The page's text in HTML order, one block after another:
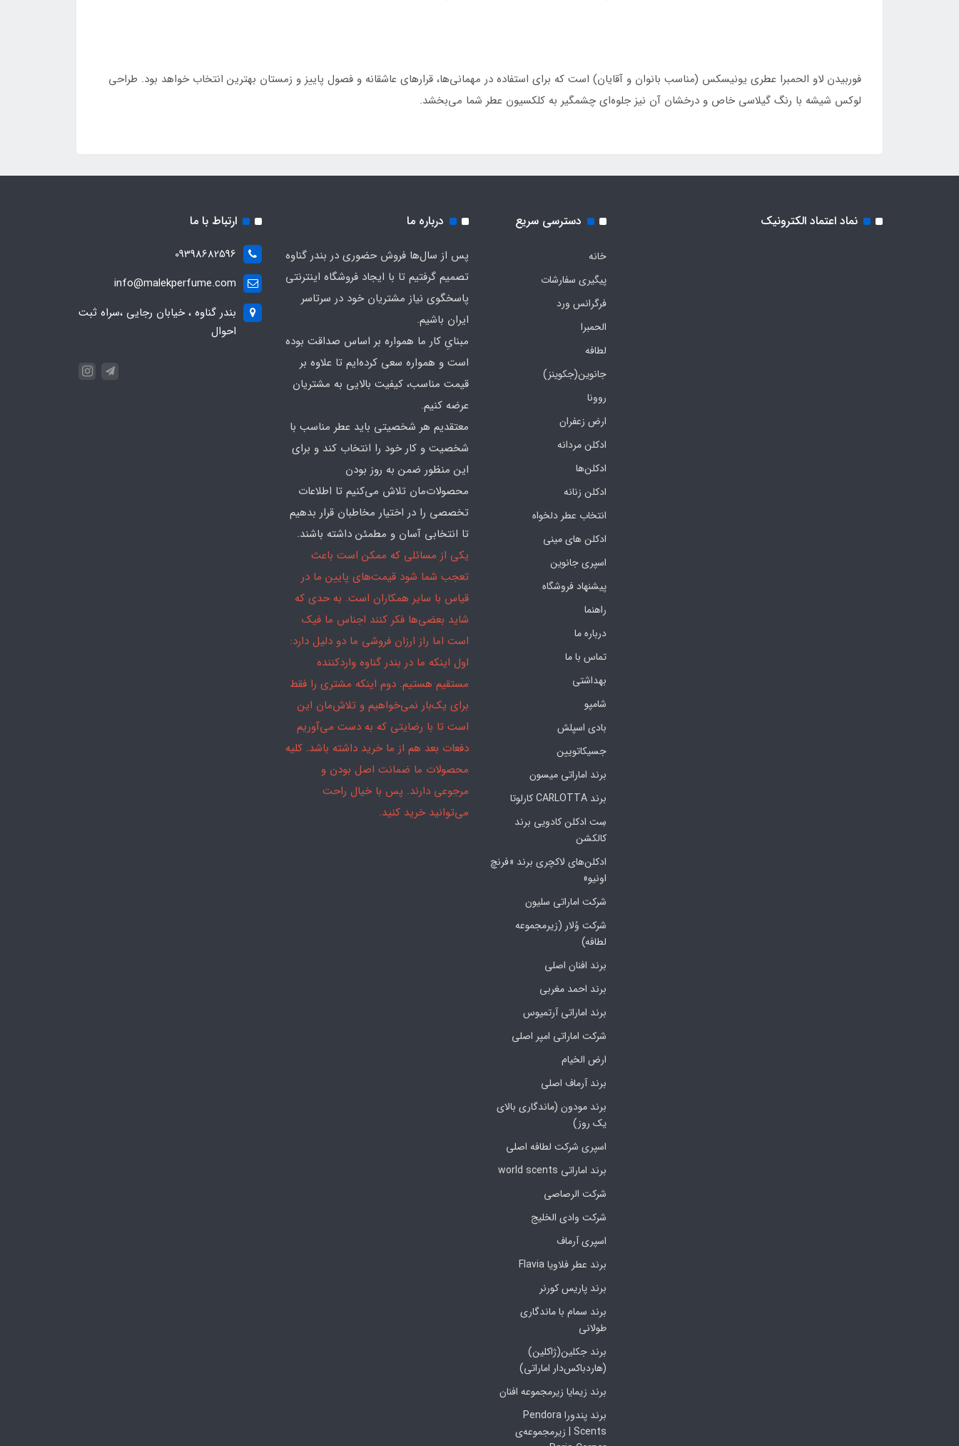
فوربیدن لاو الحمبرا عطری یونیسکس (مناسب بانوان و آقایان) است که برای استفاده در مهمانی‌ها، قرارهای عاشقانه و فصول پاییز و زمستان بهترین انتخاب خواهد بود. طراحی
لوکس شیشه با رنگ گیلاسی خاص و درخشان آن نیز جلوه‌ای چشمگیر به کلکسیون عطر شما می‌بخشد.
نماد اعتماد الکترونیک دسترسی سریع
خانه
پیگیری سفارشات
فرگرانس ورد
الحمبرا
لطافه
جانوین(جکوینز)
روونا
ارض زعفران
ادکلن مردانه
ادکلن‌ها
ادکلن زنانه
انتخاب عطر دلخواه
ادکلن های مینی
اسپری جانوین
پیشنهاد فروشگاه
راهنما
درباره ما
تماس با ما
بهداشتی
شامپو
بادی اسپلش
جسیکاتویین
برند اماراتی میسون
برند CARLOTTA کارلوتا
سِت ادکلن کادویی برند
کالکشن
ادکلن‌های لاکچری برند «فرنچ
اونیو»
شرکت اماراتی سلیون
شرکت وُلار (زیرمجموعه
لطافه)
برند افنان اصلی
برند احمد مغربی
برند اماراتی آرتمیوس
شرکت اماراتی امپر اصلی
ارض الخیام
برند آرماف اصلی
برند مودون (ماندگاری بالای
یک روز)
اسپری شرکت لطافه اصلی
برند اماراتی world scents
شرکت الرصاصی
شرکت وادی الخلیج
اسپری آرماف
برند عطر فلاویا Flavia
برند پاریس کورنر
برند سمام با ماندگاری
طولانی
برند جکلین(ژاکلین)
(هاردباکس‌دار اماراتی)
برند زیمایا زیرمجموعه افنان
برند پندورا Pendora
Scents | زیرمجموعه‌ی
درباره ما
پس از سال‌ها فروش حضوری در بندر گناوه
تصمیم گرفتیم تا با ایجاد فروشگاه اینترنتی
پاسخگوی نیاز مشتریان خود در سرتاسر
ایران باشیم.
مبنایِ کار ما همواره بر اساس صداقت بوده
است و همواره سعی کرده‌ایم تا علاوه بر
قیمت مناسب، کیفیت بالایی به مشتریان
عرضه کنیم.
معتقدیم هر شخصیتی باید عطر مناسب با
شخصیت و کار خود را انتخاب کند و برای
این منظور ضمن به روز بودن
محصولات‌مان تلاش می‌کنیم تا اطلاعات
تخصصی را در اختیار مخاطبان قرار بدهیم
تا انتخابی آسان و مطمئن داشته باشند.
یکی از مسائلی که ممکن است باعث
تعجب شما شود قیمت‌های پایین ما در
قیاس با سایر همکاران است. به حدی که
شاید بعضی‌ها فکر کنند اجناس ما فیک
است اما راز ارزان فروشی ما دو دلیل دارد:
اول اینکه ما در بندر گناوه واردکننده
مستقیم هستیم. دوم اینکه مشتری را فقط
برای یک‌بار نمی‌خواهیم و تلاش‌مان این
است تا با رضایتی که به دست می‌آوریم
دفعات بعد هم از ما خرید داشته باشد. کلیه
محصولات ما ضمانت اصل بودن و
مرجوعی دارند. پس با خیال راحت
می‌توانید خرید کنید.
ارتباط با ما
09398682596
info@malekperfume.com
بندر گناوه ، خیابان رجایی ،سراه ثبت
احوال